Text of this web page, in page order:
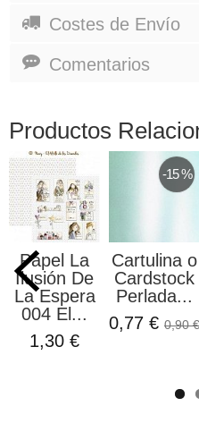
Costes de Envío
Comentarios
Productos
Papel La
Ilusión De
La Espera
004 El...
1,30 €
-15 %
Cartulina o
Cardstock
Perlada...
0,77 € 0,90 €